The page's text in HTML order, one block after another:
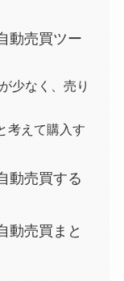
動売買ツー
少なく、売り
考えて購入す
動売買する
動売買まと